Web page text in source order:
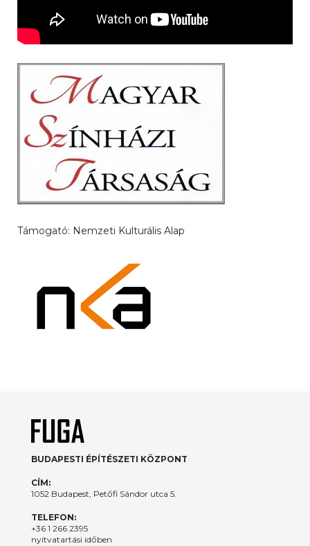
Támogató: Nemzeti Kulturális Alap
BUDAPESTI ÉPÍTÉSZETI KÖZPONT
CÍM:
1052 Budapest, Petőfi Sándor utca 5.
TELEFON:
+36 1 266 2395
nyitvatartási időben